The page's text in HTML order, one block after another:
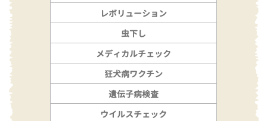
レボリューション
虫下し
メディカルチェック
狂犬病ワクチン
遺伝子病検査
ウイルスチェック